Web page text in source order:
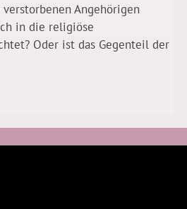
Angehörigen
in die religiöse
Oder ist das Gegenteil der